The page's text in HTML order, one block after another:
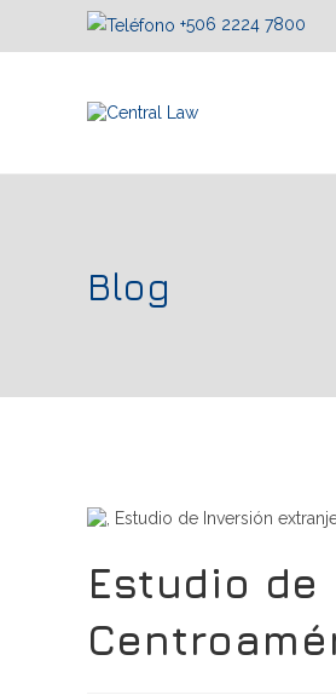
+506 2224 7800
Blog
Estudio